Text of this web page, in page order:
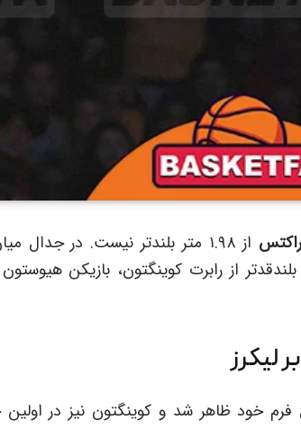
از ۱.۹۸ متر بلندتر نیست. در جدال
از رابرت کوینگتون، بازیکن
لیکرز
خود ظاهر شد و کوینگتون نیز در اولین